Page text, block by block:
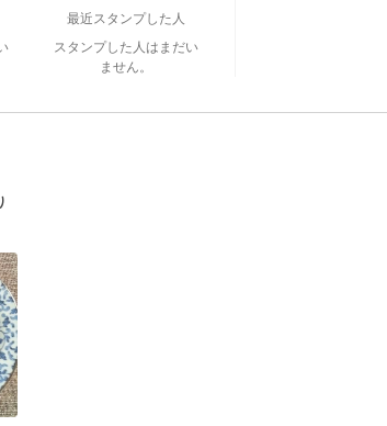
最近スタンプした人
スタンプした人はまだい
ません。